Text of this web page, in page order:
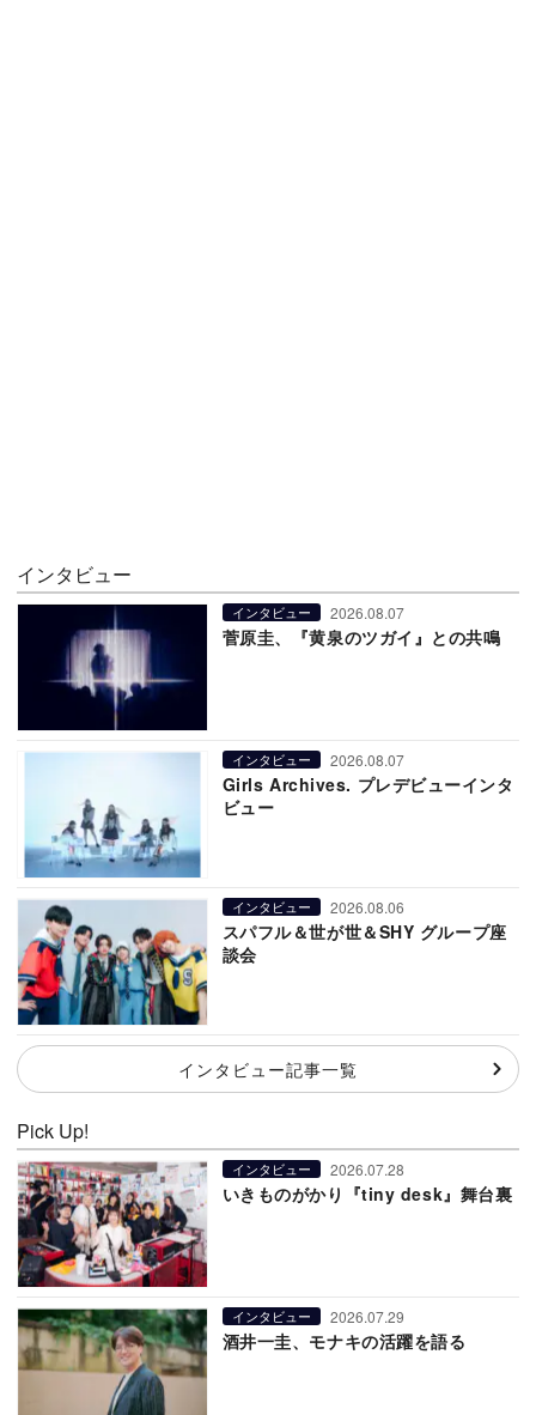
インタビュー
インタビュー 2026.08.07
菅原圭、『黄泉のツガイ』との共鳴
インタビュー 2026.08.07
Girls Archives. プレデビューインタ
ビュー
インタビュー 2026.08.06
スパフル＆世が世＆SHY グループ座
談会
インタビュー記事一覧
Pick Up!
インタビュー 2026.07.28
いきものがかり『tiny desk』舞台裏
インタビュー 2026.07.29
酒井一圭、モナキの活躍を語る